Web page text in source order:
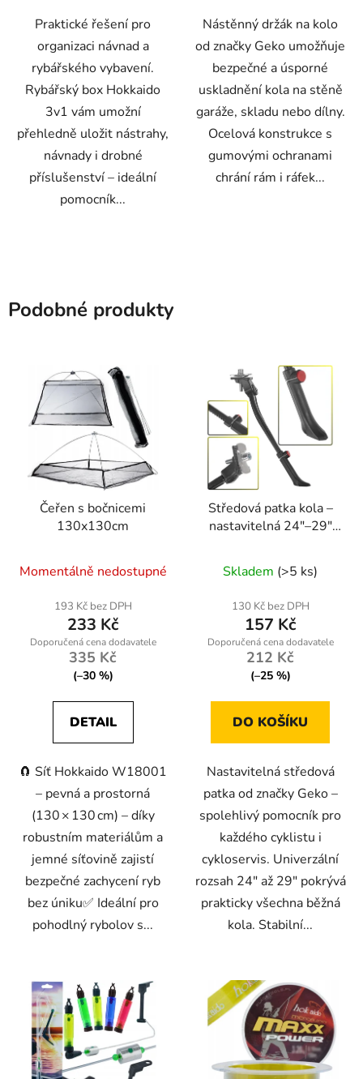
Praktické řešení pro
organizaci návnad a
rybářského vybavení.
Rybářský box Hokkaido
3v1 vám umožní
přehledně uložit nástrahy,
návnady i drobné
příslušenství – ideální
pomocník...
Nástěnný držák na kolo
od značky Geko umožňuje
bezpečné a úsporné
uskladnění kola na stěně
garáže, skladu nebo dílny.
Ocelová konstrukce s
gumovými ochranami
chrání rám i ráfek...
Podobné produkty
Čeřen s bočnicemi
130x130cm
hodnocení
produktu
je
5,0
z
Momentálně nedostupné
193 Kč bez DPH
233 Kč
335 Kč
(–30 %)
DETAIL
🧲 Síť Hokkaido W18001
– pevná a prostorná
(130 × 130 cm) – díky
robustním materiálům a
jemné síťovině zajistí
bezpečné zachycení ryb
bez úniku✅ Ideální pro
pohodlný rybolov s...
Středová patka kola –
nastavitelná 24"–29"
Skladem (>5 ks)
130 Kč bez DPH
157 Kč
212 Kč
(–25 %)
DO KOŠÍKU
Nastavitelná středová
patka od značky Geko –
spolehlivý pomocník pro
každého cyklistu i
cykloservis. Univerzální
rozsah 24" až 29" pokrývá
prakticky všechna běžná
kola. Stabilní...